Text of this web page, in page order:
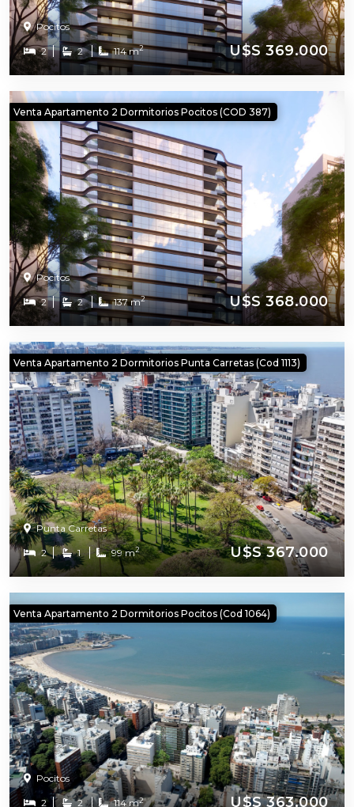
Pocitos
2 2 114 m2 U$S 369.000
Venta Apartamento 2 Dormitorios Pocitos (COD 387)
Pocitos
2 2 137 m2 U$S 368.000
Venta Apartamento 2 Dormitorios Punta Carretas (cod 1113)
Punta Carretas
2 1 99 m2 U$S 367.000
Venta Apartamento 2 Dormitorios Pocitos (cod 1064)
Pocitos
2 2 114 m2 U$S 363.000